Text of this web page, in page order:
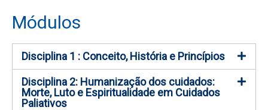
Módulos
Disciplina 1 : Conceito, História e Princípios
Disciplina 2: Humanização dos cuidados:
Morte, Luto e Espiritualidade em Cuidados
Paliativos